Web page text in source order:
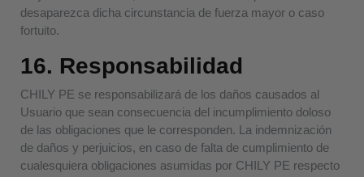
desaparezca dicha circunstancia de fuerza mayor o caso
fortuito.
16. Responsabilidad
CHILY PE se responsabilizará de los daños causados al
Usuario que sean consecuencia del incumplimiento doloso
de las obligaciones que le corresponden. La indemnización
de daños y perjuicios, en caso de falta de cumplimiento de
cualesquiera obligaciones asumidas por CHILY PE respecto